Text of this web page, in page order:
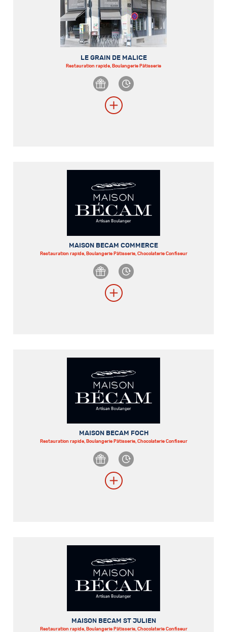
LE GRAIN DE MALICE
Restauration rapide, Boulangerie Pâtisserie
MAISON BECAM COMMERCE
Restauration rapide, Boulangerie Pâtisserie, Chocolaterie Confiseur
MAISON BECAM FOCH
Restauration rapide, Boulangerie Pâtisserie, Chocolaterie Confiseur
MAISON BECAM ST JULIEN
Restauration rapide, Boulangerie Pâtisserie, Chocolaterie Confiseur